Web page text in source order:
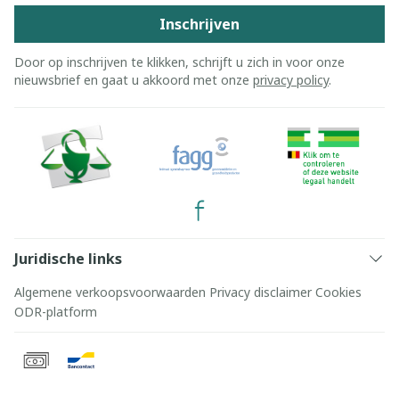
Inschrijven
Door op inschrijven te klikken, schrijft u zich in voor onze
nieuwsbrief en gaat u akkoord met onze privacy policy.
Juridische links
Algemene verkoopsvoorwaarden Privacy disclaimer Cookies
ODR-platform